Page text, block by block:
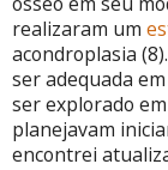
realizaram um
acondroplasia
ser adequada
ser explorado
planejavam
encontrei